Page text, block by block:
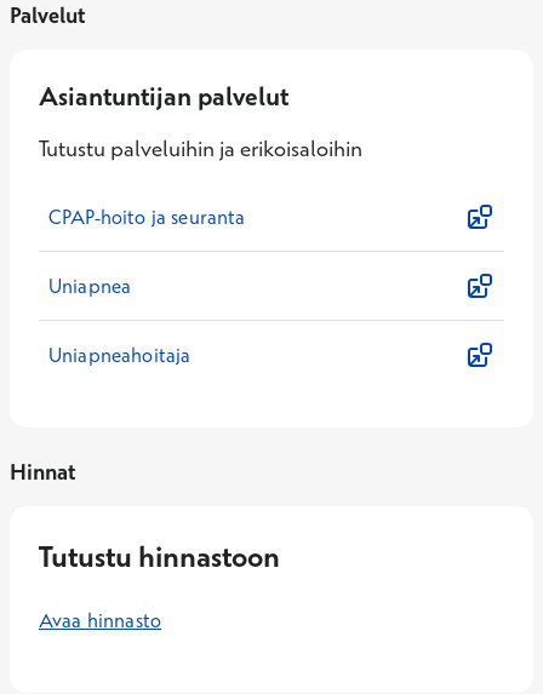
Palvelut
Asiantuntijan palvelut
Tutustu palveluihin ja erikoisaloihin
CPAP-hoito ja seuranta
Uniapnea
Uniapneahoitaja
Hinnat
Tutustu hinnastoon
Avaa hinnasto